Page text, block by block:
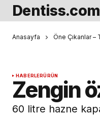
Dentiss.com
Anasayfa Öne Çıkanlar –
HABERLERÜRÜN
Zengin
60 litre hazne